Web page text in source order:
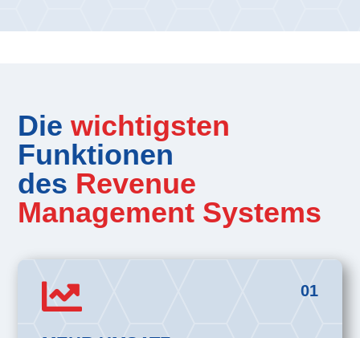
Diewichtigsten
Funktionen
des Revenue
Management Systems
01
